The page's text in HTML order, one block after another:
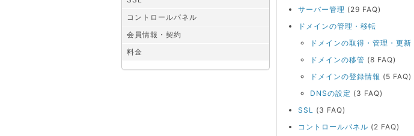
コントロールパネル
会員情報・契約
料金
サーバー管理 (29 FAQ)
ドメインの管理・移転
ドメインの取得・管理・更新
ドメインの移管 (8 FAQ)
ドメインの登録情報 (5 FAQ)
DNSの設定 (3 FAQ)
SSL (3 FAQ)
コントロールパネル (2 FAQ)